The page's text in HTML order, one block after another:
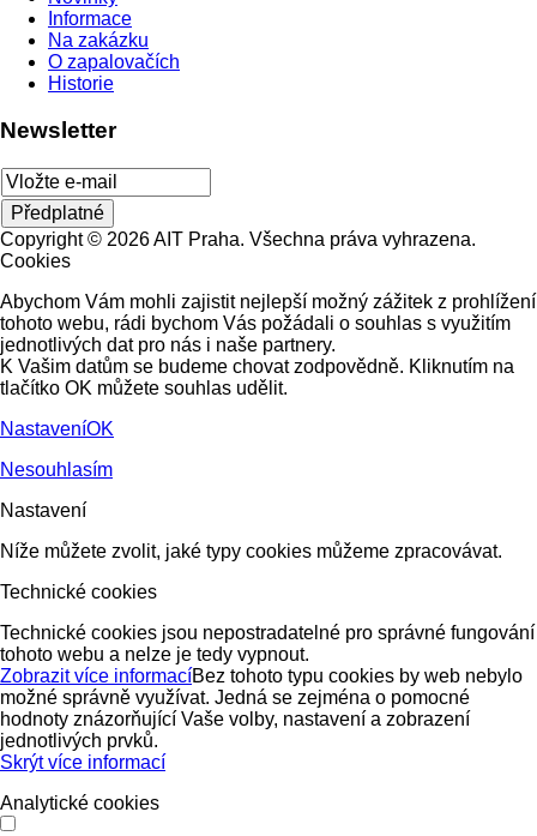
Informace
Na zakázku
O zapalovačích
Historie
Newsletter
Copyright © 2026 AIT Praha. Všechna práva vyhrazena.
Cookies
Abychom Vám mohli zajistit nejlepší možný zážitek z prohlížení
tohoto webu, rádi bychom Vás požádali o souhlas s využitím
jednotlivých dat pro nás i naše partnery.
K Vašim datům se budeme chovat zodpovědně. Kliknutím na
tlačítko OK můžete souhlas udělit.
NastaveníOK
Nesouhlasím
Nastavení
Níže můžete zvolit, jaké typy cookies můžeme zpracovávat.
Technické cookies
Technické cookies jsou nepostradatelné pro správné fungování
tohoto webu a nelze je tedy vypnout.
Zobrazit více informacíBez tohoto typu cookies by web nebylo
možné správně využívat. Jedná se zejména o pomocné
hodnoty znázorňující Vaše volby, nastavení a zobrazení
jednotlivých prvků.
Skrýt více informací
Analytické cookies